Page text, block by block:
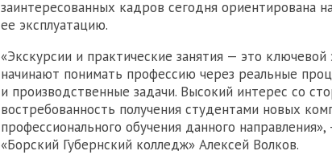
заинтересованных кадров сегодня ориентирована
ее эксплуатацию.
«Экскурсии и практические занятия — это
начинают понимать профессию через реальные
и производственные задачи. Высокий интерес со
востребованность получения студентами новых
профессионального обучения данного
«Борский Губернский колледж» Алексей Волков.